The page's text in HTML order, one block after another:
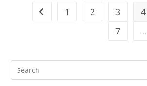
Go to the previous page
1 2 3 4
7
…